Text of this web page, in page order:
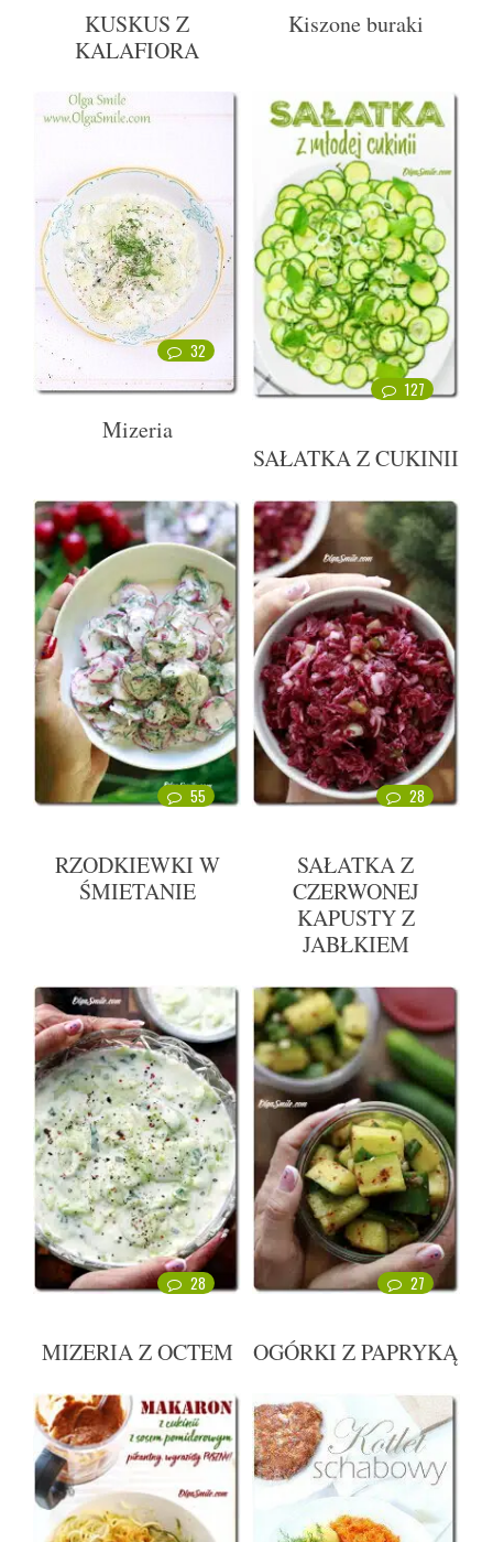
KUSKUS Z
KALAFIORA
Kiszone buraki
32
Mizeria
127
SAŁATKA Z CUKINII
55
RZODKIEWKI W
ŚMIETANIE
28
SAŁATKA Z
CZERWONEJ
KAPUSTY Z
JABŁKIEM
28
MIZERIA Z OCTEM
27
OGÓRKI Z PAPRYKĄ